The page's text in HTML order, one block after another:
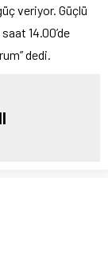
veriyor. Güçlü
14.00’de
dedi.